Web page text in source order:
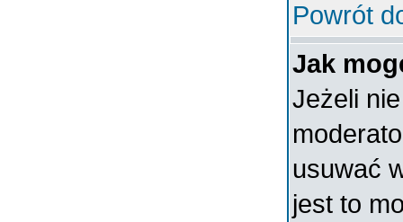
Powrót
Jak
Jeżeli
usuwać
jest to